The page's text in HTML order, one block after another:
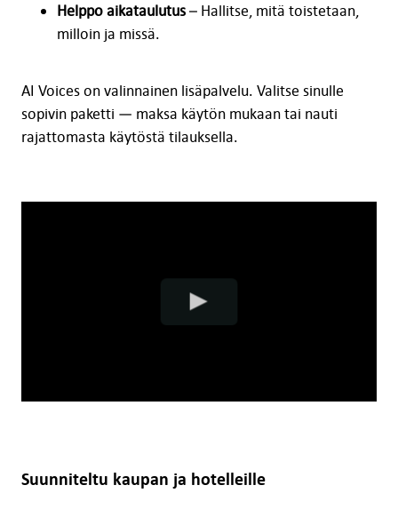
Helppo aikataulutus– Hallitse, mitä toistetaan,
milloin ja missä.
AI Voices on valinnainen lisäpalvelu. Valitse sinulle
sopivin paketti — maksa käytön mukaan tai nauti
rajattomasta käytöstä tilauksella.
Suunniteltu kaupan ja hotelleille